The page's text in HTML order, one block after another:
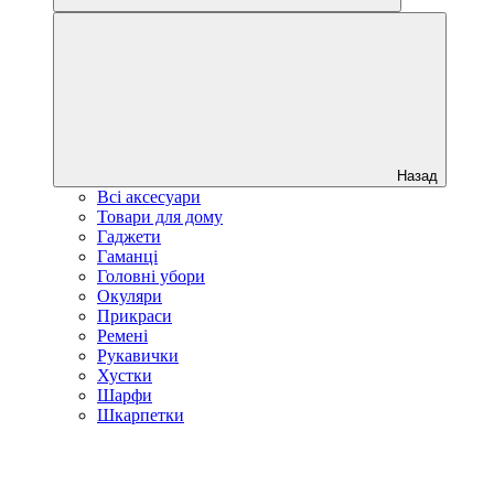
Назад
Всі аксесуари
Товари для дому
Гаджети
Гаманці
Головні убори
Окуляри
Прикраси
Ремені
Рукавички
Хустки
Шарфи
Шкарпетки